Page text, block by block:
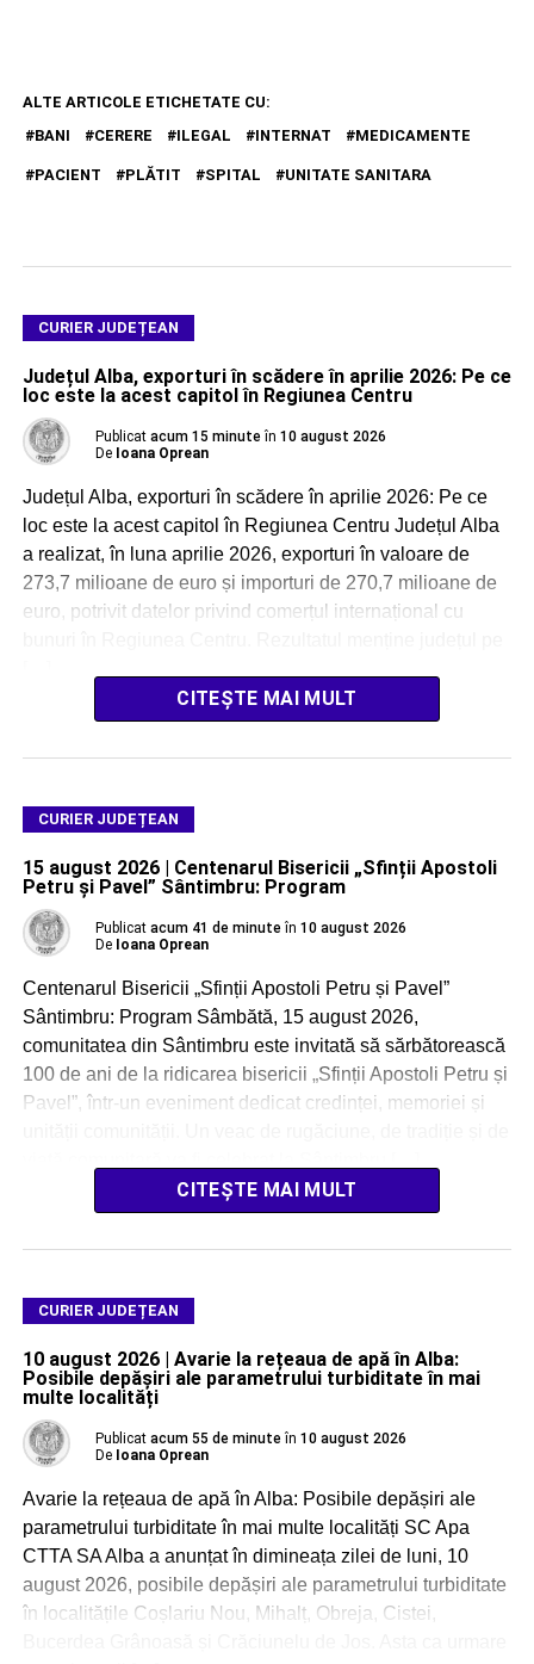
ALTE ARTICOLE ETICHETATE CU:
BANI
CERERE ILEGAL INTERNAT MEDICAMENTE
PACIENT PLĂTIT SPITAL UNITATE SANITARA
CURIER JUDEȚEAN
Județul Alba, exporturi în scădere în aprilie 2026: Pe ce
loc este la acest capitol în Regiunea Centru
Publicat acum 15 minute în 10 august 2026
De Ioana Oprean
Județul Alba, exporturi în scădere în aprilie 2026: Pe ce
loc este la acest capitol în Regiunea Centru Județul Alba
a realizat, în luna aprilie 2026, exporturi în valoare de
273,7 milioane de euro și importuri de 270,7 milioane de
euro, potrivit datelor privind comerțul internațional cu
CITEȘTE MAI MULT
CURIER JUDEȚEAN
15 august 2026 | Centenarul Bisericii „Sfinții Apostoli
Petru și Pavel” Sântimbru: Program
Publicat acum 41 de minute în 10 august 2026
De Ioana Oprean
Centenarul Bisericii „Sfinții Apostoli Petru și Pavel”
Sântimbru: Program Sâmbătă, 15 august 2026,
comunitatea din Sântimbru este invitată să sărbătorească
100 de ani de la ridicarea bisericii „Sfinții Apostoli Petru și
Pavel”, într-un eveniment dedicat credinței, memoriei și
CITEȘTE MAI MULT
CURIER JUDEȚEAN
10 august 2026 | Avarie la rețeaua de apă în Alba:
Posibile depășiri ale parametrului turbiditate în mai
multe localități
Publicat acum 55 de minute în 10 august 2026
De Ioana Oprean
Avarie la rețeaua de apă în Alba: Posibile depășiri ale
parametrului turbiditate în mai multe localități SC Apa
CTTA SA Alba a anunțat în dimineața zilei de luni, 10
august 2026, posibile depășiri ale parametrului turbiditate
în localitățile Coșlariu Nou, Mihalț, Obreja, Cistei,